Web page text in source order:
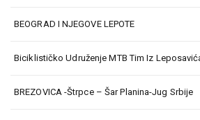
BEOGRAD I NJEGOVE LEPOTE
Biciklističko Udruženje MTB Tim Iz
BREZOVICA -Štrpce – Šar Planina-Jug Srbije